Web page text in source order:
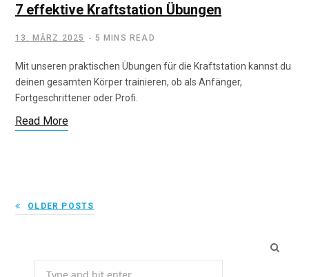
7 effektive Kraftstation Übungen
13. MÄRZ 2025 5 MINS READ
Mit unseren praktischen Übungen für die Kraftstation kannst du
deinen gesamten Körper trainieren, ob als Anfänger,
Fortgeschrittener oder Profi.
Read More
OLDER POSTS